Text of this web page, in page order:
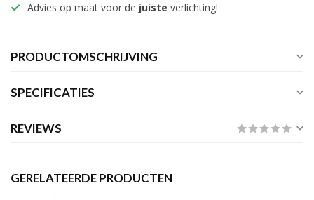
Advies op maat voor de juiste verlichting!
PRODUCTOMSCHRIJVING
SPECIFICATIES
REVIEWS
GERELATEERDE PRODUCTEN